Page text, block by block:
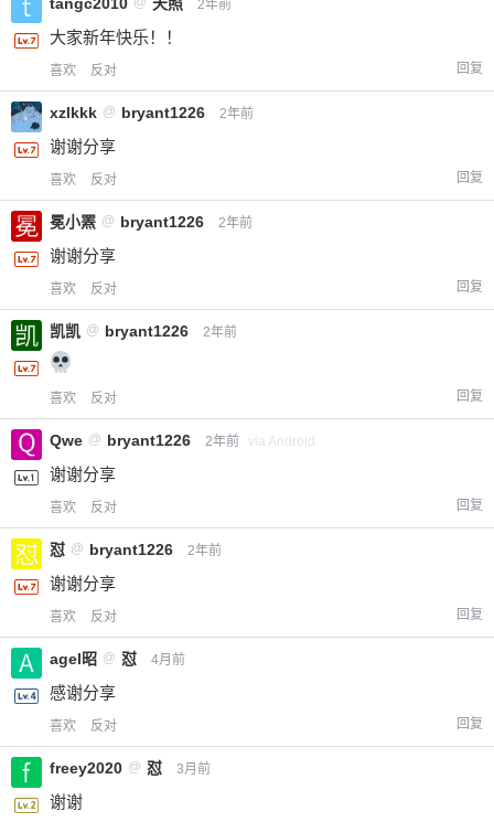
2年前
大家新年快乐！！
喜欢 反对 回复
xzlkkk @ bryant1226 2年前
谢谢分享
喜欢 反对 回复
冕小罴 @ bryant1226 2年前
谢谢分享
喜欢 反对 回复
凯凯 @ bryant1226 2年前
喜欢 反对 回复
Qwe @ bryant1226 2年前 via Android
谢谢分享
喜欢 反对 回复
怼 @ bryant1226 2年前
谢谢分享
喜欢 反对 回复
agel昭 @ 怼 4月前
感谢分享
喜欢 反对 回复
freey2020 @ 怼 3月前
谢谢
忘记密码？